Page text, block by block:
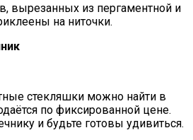
вырезанных из пергаментной и
на ниточки.
стекляшки можно найти в
по фиксированной цене.
и будьте готовы удивиться.